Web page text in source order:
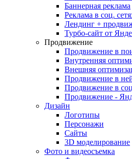
Баннерная реклама
Реклама в соц.
Лендинг +
Турбо-сайт от
Продвижение
Продвижение в
Внутренняя
Внешняя
Продвижение в
Продвижение в
Продвижение -
Дизайн
Логотипы
Персонажи
Сайты
3D моделирование
Фото и видеосъемка